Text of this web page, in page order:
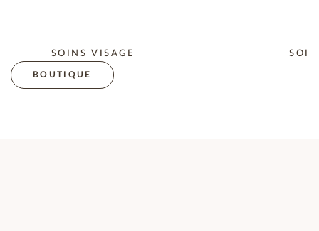
SOINS VISAGE
BOUTIQUE